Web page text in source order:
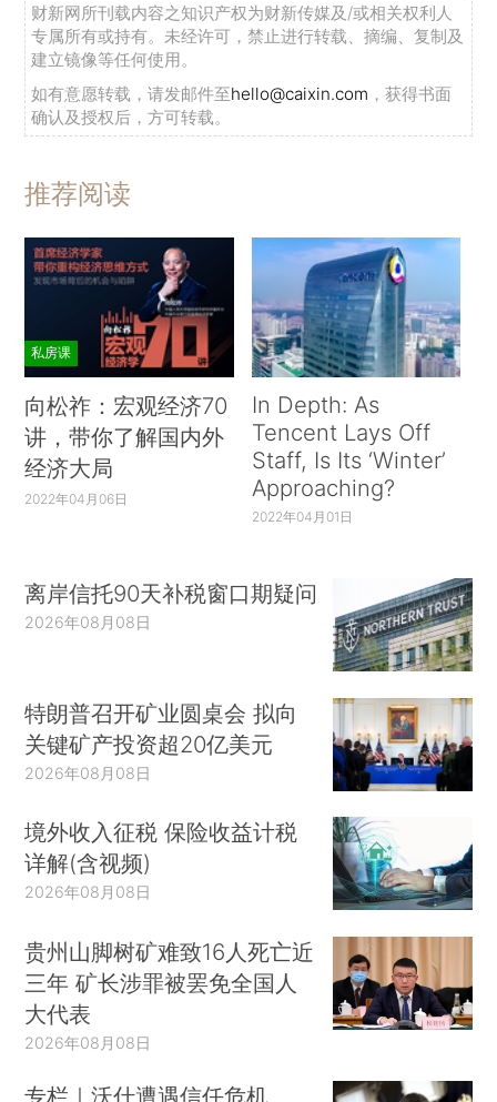
财新网所刊载内容之知识产权为财新传媒及/或相关权利人
专属所有或持有。未经许可，禁止进行转载、摘编、复制及
建立镜像等任何使用。
如有意愿转载，请发邮件至hello@caixin.com ，获得书面
确认及授权后，方可转载。
推荐阅读
私房课
向松祚：宏观经济70
讲，带你了解国内外
经济大局
2022年04月06日
In Depth: As
Tencent Lays Off
Staff, Is Its ‘Winter’
Approaching?
2022年04月01日
离岸信托90天补税窗口期疑问
2026年08月08日
特朗普召开矿业圆桌会 拟向
关键矿产投资超20亿美元
2026年08月08日
境外收入征税 保险收益计税
详解(含视频)
2026年08月08日
贵州山脚树矿难致16人死亡近
三年 矿长涉罪被罢免全国人
大代表
2026年08月08日
专栏｜沃什遭遇信任危机